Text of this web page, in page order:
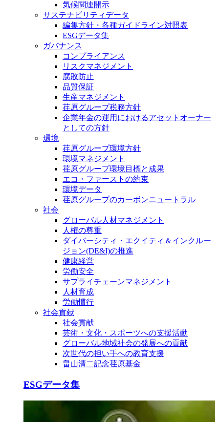
気候関連開示
サステナビリティデータ
編集方針・各種ガイドライン対照表
ESGデータ集
ガバナンス
コンプライアンス
リスクマネジメント
腐敗防止
品質保証
生産マネジメント
荏原グループ税務方針
企業年金の運用におけるアセットオーナー
としての方針
環境
荏原グループ環境方針
環境マネジメント
荏原グループ環境目標と成果
エコ・ファーストの約束
環境データ
荏原グループのカーボンニュートラル
社会
グローバル人材マネジメント
人権の尊重
ダイバーシティ・エクイティ＆インクルー
ジョン(DE&I)の推進
健康経営
労働安全
サプライチェーンマネジメント
人材育成
労働慣行
社会貢献
社会貢献
芸術・文化・スポーツへの支援活動
グローバル地域社会の発展への貢献
次世代の担い手への教育支援
畠山清二記念荏原基金
ESGデータ集